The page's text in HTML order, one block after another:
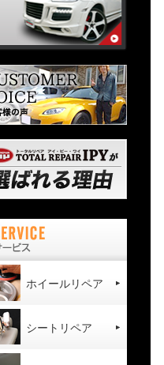
ホイールリペア
シートリペア